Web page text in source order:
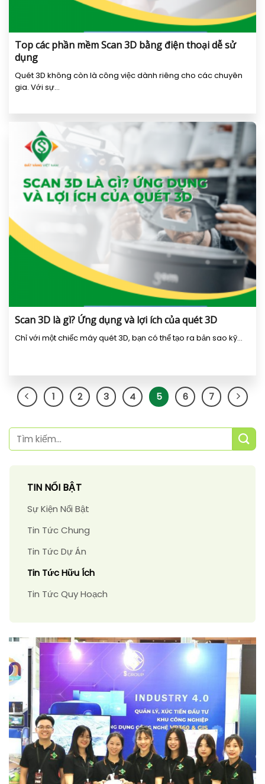
Top các phần mềm Scan 3D bằng điện thoại dễ sử
dụng
Quét 3D không còn là công việc dành riêng cho các chuyên
gia. Với sự...
Scan 3D là gì? Ứng dụng và lợi ích của quét 3D
Chỉ với một chiếc máy quét 3D, bạn có thể tạo ra bản sao kỹ...
1 2 3 4 5 6 7
TIN NỔI BẬT
Sự Kiện Nổi Bật
Tin Tức Chung
Tin Tức Dự Án
Tin Tức Hữu Ích
Tin Tức Quy Hoạch